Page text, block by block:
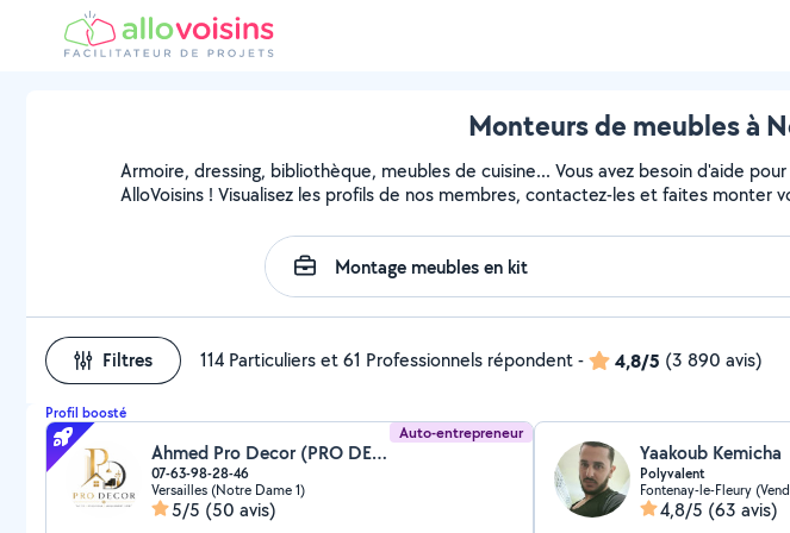
Monteurs de meubles à
Armoire, dressing, bibliothèque, meubles de cuisine... Vous avez besoin d'aide
AlloVoisins ! Visualisez les profils de nos membres, contactez-les et faites monter
Filtres 114 Particuliers et 61 Professionnels répondent- 4,8/5 (3 890 avis)
Profil boosté
Auto-entrepreneur
Ahmed Pro Decor (PRO DECOR)
07-63-98-28-46
Versailles (Notre Dame 1)
5/5 (50 avis)
Yaakoub Kemicha
Polyvalent
4,8/5 (63 avis)